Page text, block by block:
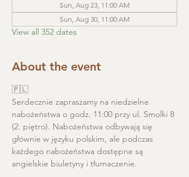
Sun, Aug 23, 11:00 AM
Sun, Aug 30, 11:00 AM
View all 352 dates
About the event
🇵🇱
Serdecznie zapraszamy na niedzielne
nabożeństwa o godz. 11:00 przy ul. Smolki 8
(2. piętro). Nabożeństwa odbywają się
głównie w języku polskim, ale podczas
każdego nabożeństwa dostępne są
angielskie biuletyny i tłumaczenie.